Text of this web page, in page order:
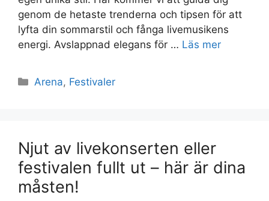
genom de hetaste trenderna och tipsen för att
lyfta din sommarstil och fånga livemusikens
energi. Avslappnad elegans för … Läs mer
Kategorier
Arena, Festivaler
Njut av livekonserten eller
festivalen fullt ut – här är dina
måsten!